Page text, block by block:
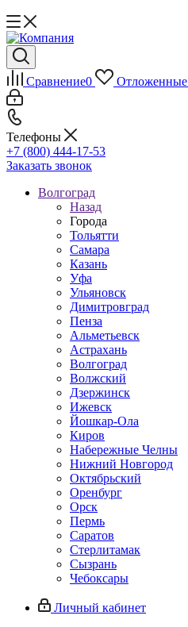
Сравнение0 Отложенные
Телефоны
+7 (800) 444-17-53
Заказать звонок
Волгоград
Назад
Города
Тольятти
Самара
Казань
Уфа
Ульяновск
Димитровград
Пенза
Альметьевск
Астрахань
Волгоград
Волжский
Дзержинск
Ижевск
Йошкар-Ола
Киров
Набережные Челны
Нижний Новгород
Октябрьский
Оренбург
Орск
Пермь
Саратов
Стерлитамак
Сызрань
Чебоксары
Личный кабинет